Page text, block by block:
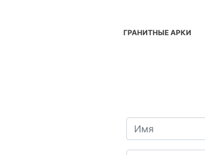
ГРАНИТНЫЕ АРКИ